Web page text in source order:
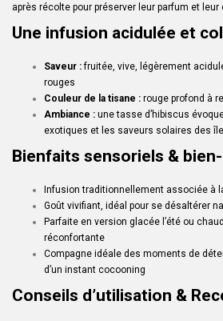
après récolte pour préserver leur parfum et leur
Une infusion acidulée et
Saveur :fruitée, vive, légèrement
rouges
Couleur de la tisane : rouge profond à
Ambiance : une tasse d’hibiscus
exotiques et les saveurs solaires des
Bienfaits sensoriels &
Infusion traditionnellement associée à
Goût vivifiant, idéal pour se désaltérer
Parfaite en version glacée l’été ou
réconfortante
Compagne idéale des moments de
d’un instant cocooning
Conseils d’utilisation &